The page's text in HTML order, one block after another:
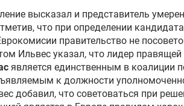
высказал и представитель
что при определении
правительство не
Ильвес указал, что лидер
является единственным в коалиции
к должности
добавил, что советоваться при